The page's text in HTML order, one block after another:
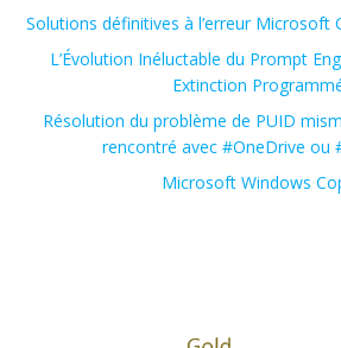
Solutions définitives à l’erreur Microsoft
L’Évolution Inéluctable du Prompt
Extinction
Résolution du problème de PUID
rencontré avec #OneDrive ou
Microsoft Windows